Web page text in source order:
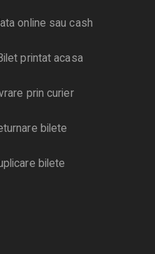
online sau cash
printat acasa
prin curier
bilete
bilete